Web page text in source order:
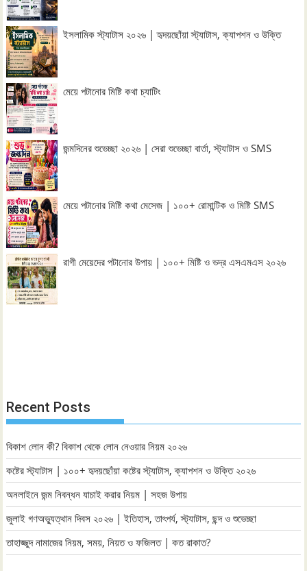
ইসলামিক স্ট্যাটাস ২০২৬ | হৃদয়ছোঁয়া স্ট্যাটাস, ক্যাপশন ও উক্তি
মেয়ে পটানোর মিষ্টি কথা চ্যাটিং
জন্মদিনের শুভেচ্ছা ২০২৬ | সেরা শুভেচ্ছা বার্তা, স্ট্যাটাস ও SMS
মেয়ে পটানোর মিষ্টি কথা মেসেজ | ১০০+ রোমান্টিক ও মিষ্টি SMS
রাগী মেয়েদের পটানোর উপায় | ১০০+ মিষ্টি ও ভদ্র এসএমএস ২০২৬
Recent Posts
বিকাশ লোন কী? বিকাশ থেকে লোন নেওয়ার নিয়ম ২০২৬
কষ্টের স্ট্যাটাস | ১০০+ হৃদয়ছোঁয়া কষ্টের স্ট্যাটাস, ক্যাপশন ও উক্তি ২০২৬
অনলাইনে জন্ম নিবন্ধন যাচাই করার নিয়ম | সহজ উপায়
জুলাই গণঅভ্যুত্থান দিবস ২০২৬ | ইতিহাস, তাৎপর্য, স্ট্যাটাস, ছন্দ ও শুভেচ্ছা
তাহাজ্জুদ নামাজের নিয়ম, সময়, নিয়ত ও ফজিলত | কত রাকাত?